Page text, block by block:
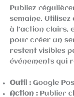
Publiez
semaine.
à l’action clairs,
pour créer un
restent visibles
événements qui
Outil : Google
Action : Publier